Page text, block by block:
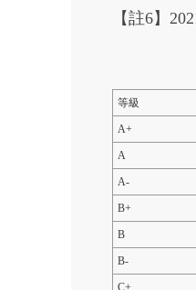
【註6】
等級
A+
A
A-
B+
B
B-
C+